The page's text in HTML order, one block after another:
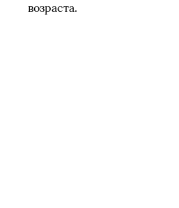
возраста.